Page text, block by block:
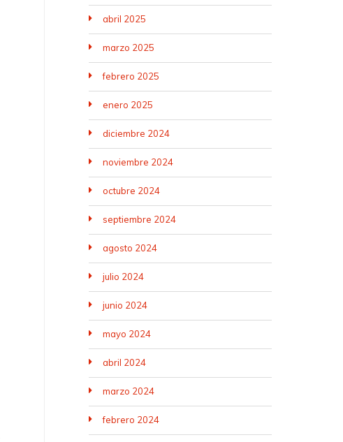
abril 2025
marzo 2025
febrero 2025
enero 2025
diciembre 2024
noviembre 2024
octubre 2024
septiembre 2024
agosto 2024
julio 2024
junio 2024
mayo 2024
abril 2024
marzo 2024
febrero 2024